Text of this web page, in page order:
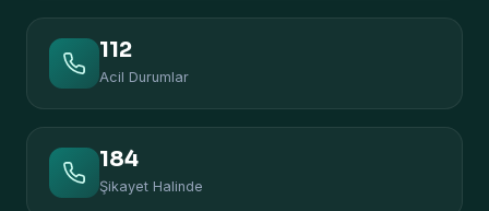
112
Acil Durumlar
184
Şikayet Halinde